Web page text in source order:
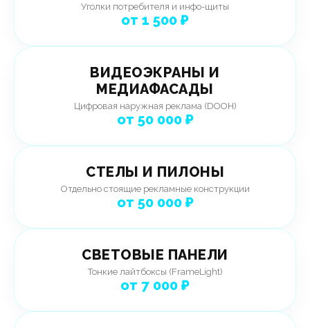
Уголки потребителя и инфо-щиты
от 1 500 ₽
ВИДЕОЭКРАНЫ И
МЕДИАФАСАДЫ
Цифровая наружная реклама (DOOH)
от 50 000 ₽
СТЕЛЫ И ПИЛОНЫ
Отдельно стоящие рекламные конструкции
от 50 000 ₽
СВЕТОВЫЕ ПАНЕЛИ
Тонкие лайтбоксы (FrameLight)
от 7 000 ₽